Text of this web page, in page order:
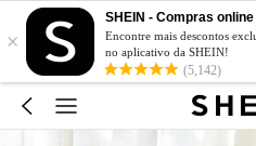
×
SHEIN - Compras
Encontre mais descontos
no aplicativo da SHEIN!
(5,142)